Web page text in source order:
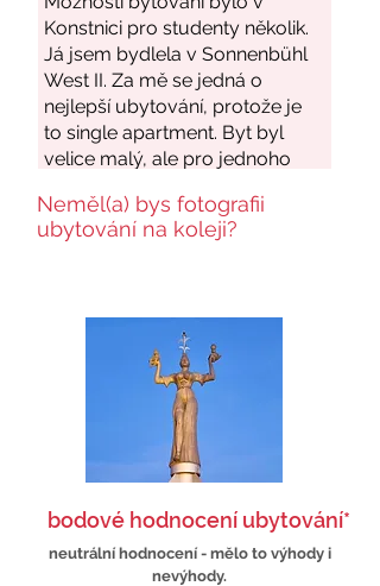
Neměl(a) bys fotografii
ubytování na koleji?
bodové hodnocení ubytování*
neutrální hodnocení - mělo to výhody i
nevýhody.